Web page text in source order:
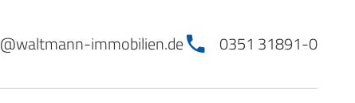
immobilien.de 0351 31891-0